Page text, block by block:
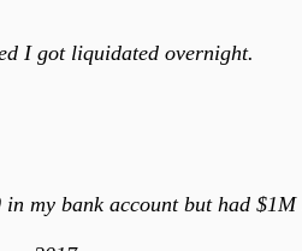
I got liquidated overnight.
in my bank account but had $1M